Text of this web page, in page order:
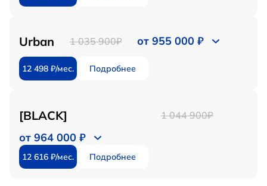
Urban 1 035 900₽ от 955 000 ₽
12 498 ₽/мес. Подробнее
[BLACK] 1 044 900₽
от 964 000 ₽
12 616 ₽/мес. Подробнее